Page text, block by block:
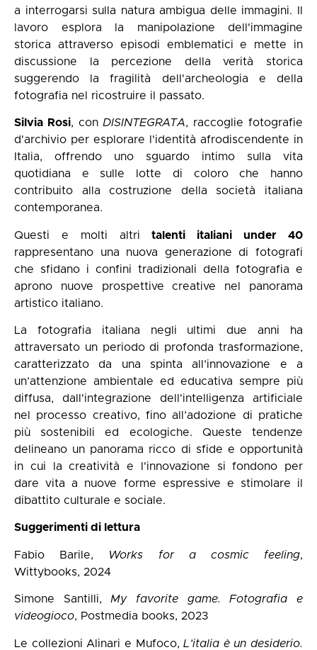
a interrogarsi sulla natura ambigua delle immagini. Il
lavoro esplora la manipolazione dell'immagine
storica attraverso episodi emblematici e mette in
discussione la percezione della verità storica
suggerendo la fragilità dell'archeologia e della
fotografia nel ricostruire il passato.
Silvia Rosi, conDISINTEGRATA, raccoglie fotografie
d'archivio per esplorare l'identità afrodiscendente in
Italia, offrendo uno sguardo intimo sulla vita
quotidiana e sulle lotte di coloro che hanno
contribuito alla costruzione della società italiana
contemporanea.
Questi e molti altritalenti italiani under 40
rappresentano una nuova generazione di fotografi
che sfidano i confini tradizionali della fotografia e
aprono nuove prospettive creative nel panorama
artistico italiano.
La fotografia italiana negli ultimi due anni ha
attraversato un periodo di profonda trasformazione,
caratterizzato da una spinta all’innovazione e a
un’attenzione ambientale ed educativa sempre più
diffusa, dall'integrazione dell'intelligenza artificiale
nel processo creativo, fino all’adozione di pratiche
più sostenibili ed ecologiche. Queste tendenze
delineano un panorama ricco di sfide e opportunità
in cui la creatività e l'innovazione si fondono per
dare vita a nuove forme espressive e stimolare il
dibattito culturale e sociale.
Suggerimenti di lettura
Fabio Barile, Works for a cosmic feeling,
Wittybooks, 2024
Simone Santilli,My favorite game. Fotografia e
videogioco, Postmedia books, 2023
Le collezioni Alinari e Mufoco,L’italia è un desiderio.